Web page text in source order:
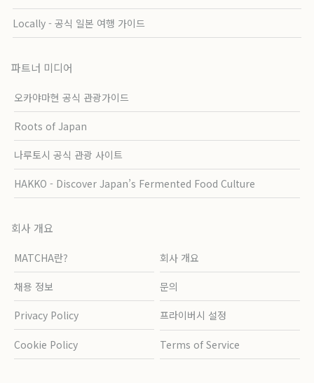
Locally - 공식 일본 여행 가이드
파트너 미디어
오카야마현 공식 관광가이드
Roots of Japan
나루토시 공식 관광 사이트
HAKKO - Discover Japan’s Fermented Food Culture
회사 개요
MATCHA란? 회사 개요
채용 정보 문의
Privacy Policy 프라이버시 설정
Cookie Policy Terms of Service